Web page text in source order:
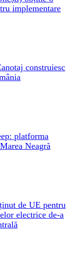
implementare
construiesc
platforma
Neagră
de UE pentru
electrice de-a